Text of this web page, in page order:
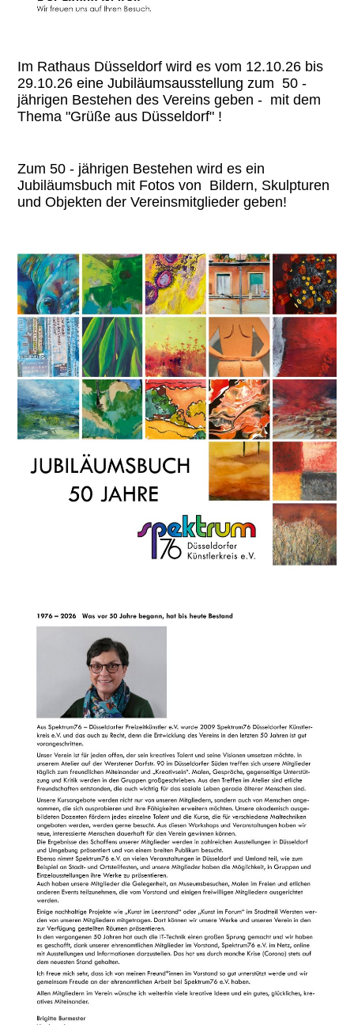
Im Rathaus Düsseldorf wird es vom 12.10.26 bis
29.10.26 eine Jubiläumsausstellung zum 50 -
jährigen Bestehen des Vereins geben - mit dem
Thema "Grüße aus Düsseldorf" !
Zum 50 - jährigen Bestehen wird es ein
Jubiläumsbuch mit Fotos von Bildern, Skulpturen
und Objekten der Vereinsmitglieder geben!